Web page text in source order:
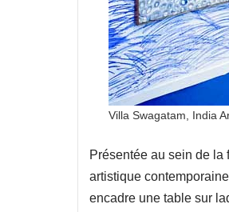
Villa Swagatam, India
Présentée au sein de
artistique
encadre une table sur